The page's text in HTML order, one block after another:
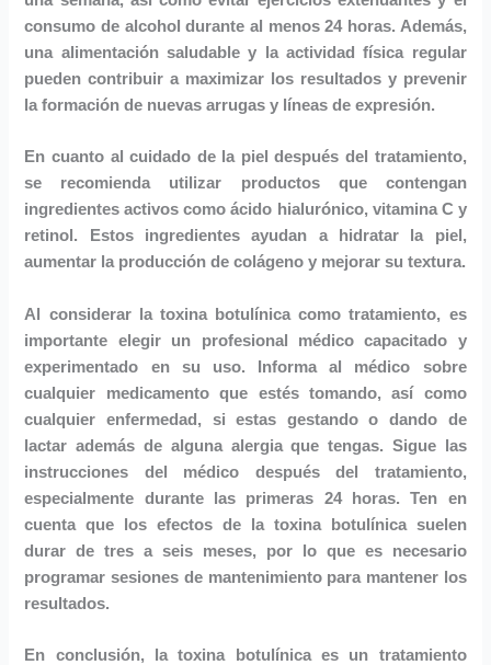
consumo de alcohol durante al menos 24 horas. Además,
una alimentación saludable y la actividad física regular
pueden contribuir a maximizar los resultados y prevenir
la formación de nuevas arrugas y líneas de expresión.
En cuanto al cuidado de la piel después del tratamiento,
se recomienda utilizar productos que contengan
ingredientes activos como ácido hialurónico, vitamina C y
retinol. Estos ingredientes ayudan a hidratar la piel,
aumentar la producción de colágeno y mejorar su textura.
Al considerar la toxina botulínica como tratamiento, es
importante elegir un profesional médico capacitado y
experimentado en su uso. Informa al médico sobre
cualquier medicamento que estés tomando, así como
cualquier enfermedad, si estas gestando o dando de
lactar además de alguna alergia que tengas. Sigue las
instrucciones del médico después del tratamiento,
especialmente durante las primeras 24 horas. Ten en
cuenta que los efectos de la toxina botulínica suelen
durar de tres a seis meses, por lo que es necesario
programar sesiones de mantenimiento para mantener los
resultados.
En conclusión, la toxina botulínica es un tratamiento